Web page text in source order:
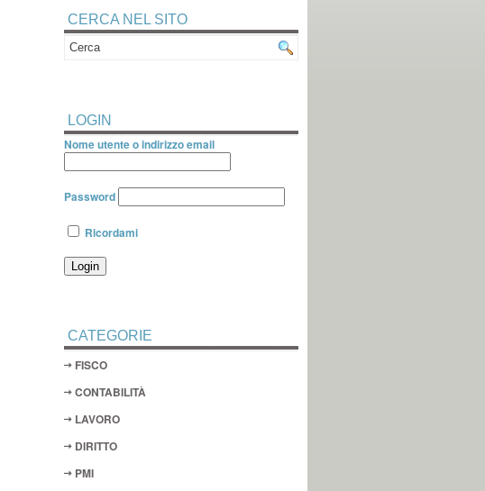
CERCA NEL SITO
LOGIN
Nome utente o indirizzo email
Password
Ricordami
CATEGORIE
FISCO
CONTABILITÀ
LAVORO
DIRITTO
PMI